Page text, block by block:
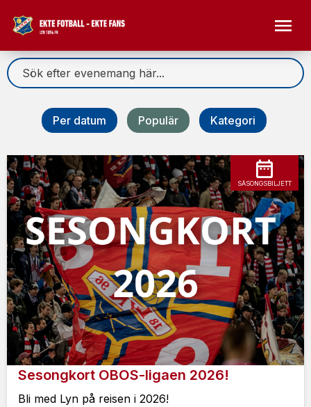
Per datum Populär Kategori
Sesongkort OBOS-ligaen 2026!
Bli med Lyn på reisen i 2026!
SÄSONGSBILJETT